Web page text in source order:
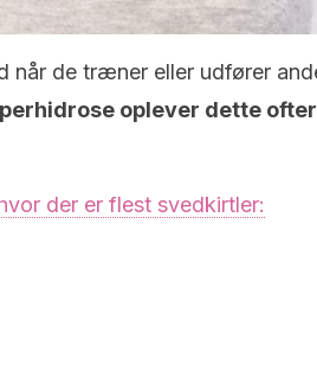
når de træner eller udfører
oplever dette
der er flest svedkirtler: